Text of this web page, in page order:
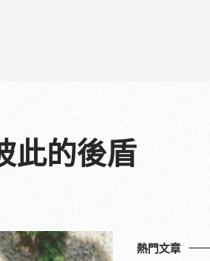
此的後盾
熱門文章